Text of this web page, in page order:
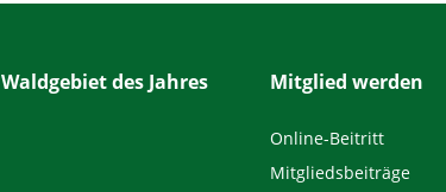
Waldgebiet des Jahres Mitglied werden
Online-Beitritt
Mitgliedsbeiträge